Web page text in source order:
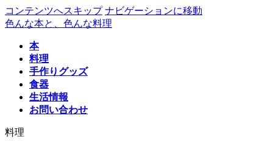
コンテンツへスキップ ナビゲーションに移動
色んな本と、色んな料理
本
料理
手作りグッズ
食器
生活情報
お問い合わせ
料理